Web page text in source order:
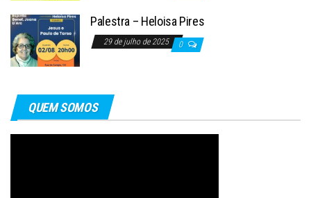
Palestra – Heloisa Pires
29 de julho de 2025 0
QUEM SOMOS